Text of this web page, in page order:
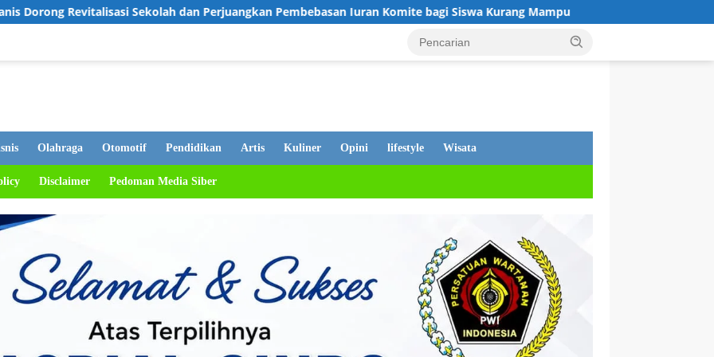
Sekolah dan Perjuangkan Pembebasan Iuran Komite bagi Siswa Kurang Mampu Tanggapan Dewan Andi Putra,
Olahraga Otomotif Pendidikan Artis Kuliner Opini lifestyle Wisata
Disclaimer Pedoman Media Siber